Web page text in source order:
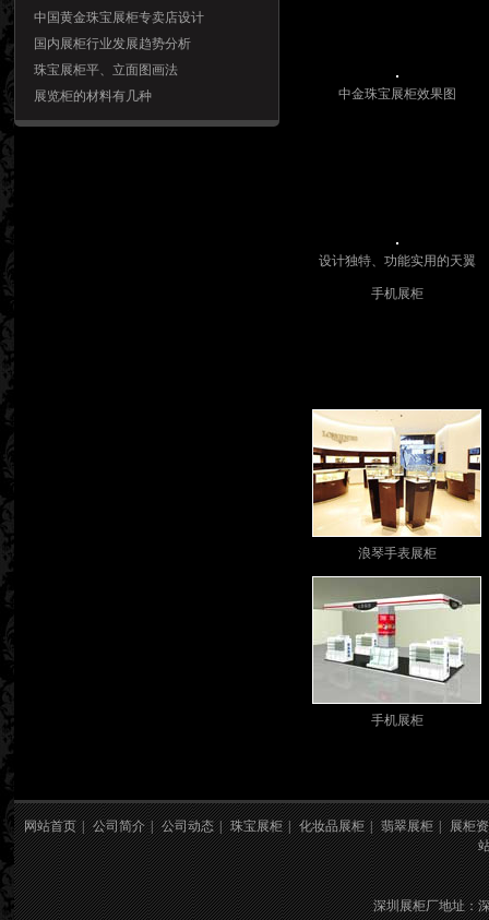
中国黄金珠宝展柜专卖店设计
国内展柜行业发展趋势分析
珠宝展柜平、立面图画法
展览柜的材料有几种
中金珠宝展柜效果图
设计独特、功能实用的天翼
手机展柜
浪琴手表展柜
手机展柜
网站首页 | 公司简介 | 公司动态 | 珠宝展柜 | 化妆品展柜 | 翡翠展柜 |
展柜
深圳展柜厂地址：